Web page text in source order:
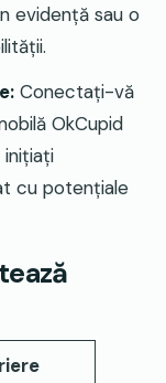
evidență sau o
Conectați-vă
OkCupid
inițiați
cu potențiale